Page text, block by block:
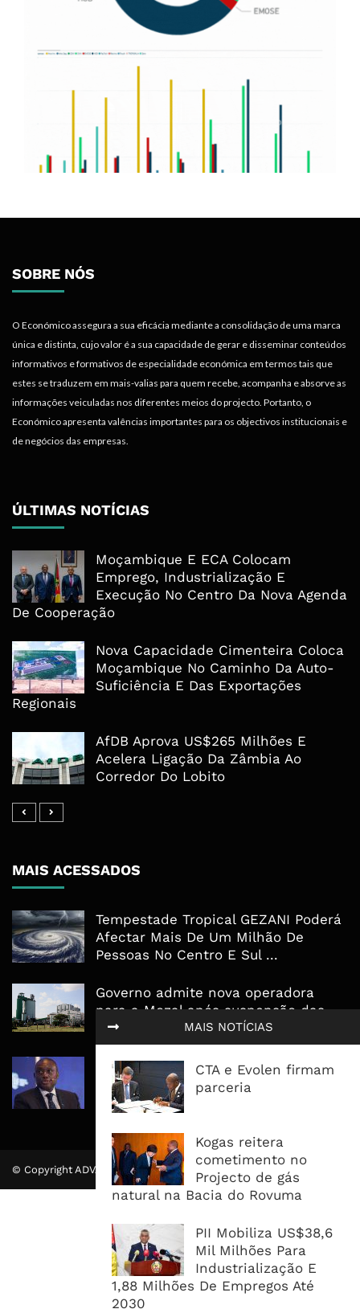
MAIS NOTÍCIAS
CTA e Evolen firmam
parceria
Kogas reitera
cometimento no
Projecto de gás
natural na Bacia do Rovuma
PII Mobiliza US$38,6
Mil Milhões Para
Industrialização E
1,88 Milhões De Empregos Até
2030
SOBRE NÓS
O Económico assegura a sua eficácia mediante a consolidação de uma marca
única e distinta, cujo valor é a sua capacidade de gerar e disseminar conteúdos
informativos e formativos de especialidade económica em termos tais que
estes se traduzem em mais-valias para quem recebe, acompanha e absorve as
informações veiculadas nos diferentes meios do projecto. Portanto, o
Económico apresenta valências importantes para os objectivos institucionais e
de negócios das empresas.
ÚLTIMAS NOTÍCIAS
Moçambique E ECA Colocam
Emprego, Industrialização E
Execução No Centro Da Nova Agenda
De Cooperação
Nova Capacidade Cimenteira Coloca
Moçambique No Caminho Da Auto-
Suficiência E Das Exportações
Regionais
AfDB Aprova US$265 Milhões E
Acelera Ligação Da Zâmbia Ao
Corredor Do Lobito
MAIS ACESSADOS
Tempestade Tropical GEZANI Poderá
Afectar Mais De Um Milhão De
Pessoas No Centro E Sul ...
Governo admite nova operadora
para a Mozal após suspensão das
operações
CEO do Standard Bank pede ao
Governo que “saia do caminho” e
facilite os negócios
© Copyright ADVALUE. Todos Direitos Reservados.